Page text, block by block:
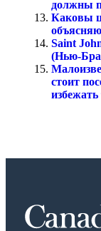
должны
Каковы
Saint
(Нью-
стоит